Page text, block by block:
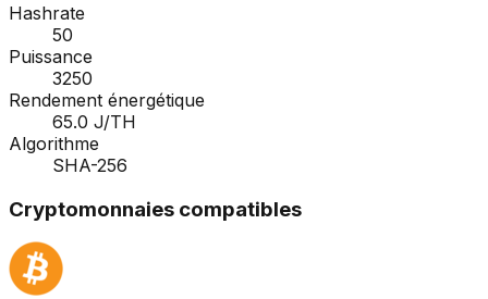
Hashrate
50
Puissance
3250
Rendement énergétique
65.0 J/TH
Algorithme
SHA-256
Cryptomonnaies compatibles